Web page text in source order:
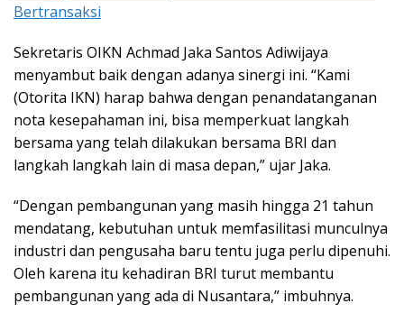
Bertransaksi
Sekretaris OIKN Achmad Jaka Santos Adiwijaya
menyambut baik dengan adanya sinergi ini. “Kami
(Otorita IKN) harap bahwa dengan penandatanganan
nota kesepahaman ini, bisa memperkuat langkah
bersama yang telah dilakukan bersama BRI dan
langkah langkah lain di masa depan,” ujar Jaka.
“Dengan pembangunan yang masih hingga 21 tahun
mendatang, kebutuhan untuk memfasilitasi munculnya
industri dan pengusaha baru tentu juga perlu dipenuhi.
Oleh karena itu kehadiran BRI turut membantu
pembangunan yang ada di Nusantara,” imbuhnya.